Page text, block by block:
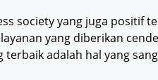
society yang juga positif
yang diberikan
terbaik adalah hal yang